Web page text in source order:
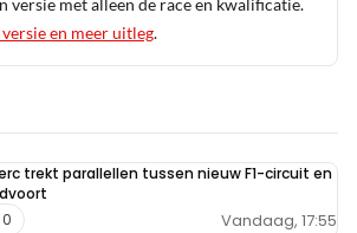
versie met alleen de race en kwalificatie.
en meer uitleg.
trekt parallellen tussen nieuw F1-circuit en
Vandaag, 17:55
0